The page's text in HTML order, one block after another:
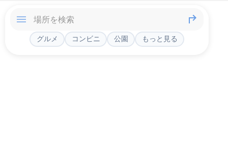
グルメ コンビニ 公園 もっと見る